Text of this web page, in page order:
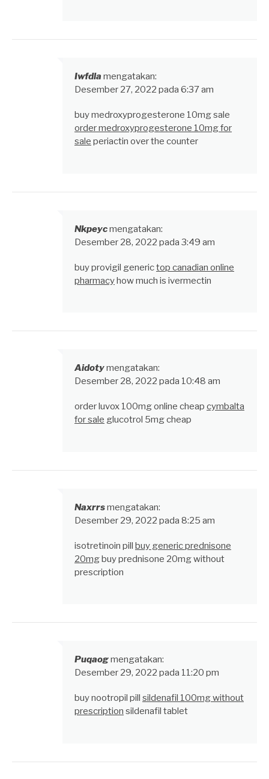
Iwfdla mengatakan:
Desember 27, 2022 pada 6:37 am
buy medroxyprogesterone 10mg sale
order medroxyprogesterone 10mg for
sale periactin over the counter
Nkpeycmengatakan:
Desember 28, 2022 pada 3:49 am
buy provigil generictop canadian online
pharmacyhow much is ivermectin
Aidotymengatakan:
Desember 28, 2022 pada 10:48 am
order luvox 100mg online cheap cymbalta
for sale glucotrol 5mg cheap
Naxrrsmengatakan:
Desember 29, 2022 pada 8:25 am
isotretinoin pill buy generic prednisone
20mgbuy prednisone 20mg without
prescription
Puqaogmengatakan:
Desember 29, 2022 pada 11:20 pm
buy nootropil pill sildenafil 100mg without
prescription sildenafil tablet